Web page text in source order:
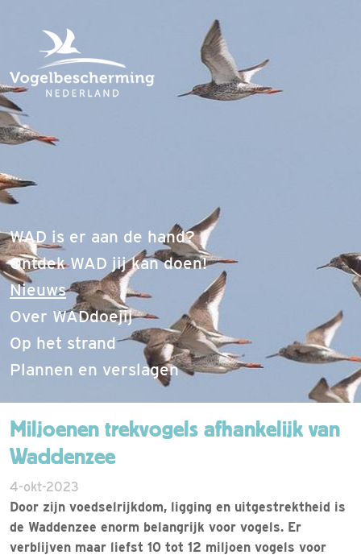
WAD is er aan de hand?
Ontdek WAD jij kan doen!
Nieuws(current)
Over WADdoejij
Op het strand
Plannen en verslagen
Miljoenen trekvogels afhankelijk van
Waddenzee
4-okt-2023
Door zijn voedselrijkdom, ligging en uitgestrektheid is
de Waddenzee enorm belangrijk voor vogels. Er
verblijven maar liefst 10 tot 12 miljoen vogels voor